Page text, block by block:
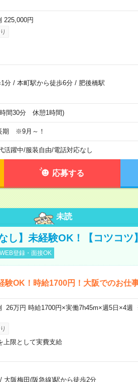
225,000円
分/ 本町駅から徒歩6分/ 肥後橋駅
間30分 休憩1時間)
期 ※9月～！
活躍中/服装自由/電話対応なし
応募する
未読
し】未経験OK！【コツコ
WEB登録・面接OK
験OK！時給1700円！大阪でのお仕
万円 時給1700円×実働7h45m×週5日×4週
上限として実費支給
大阪梅田(阪急線)駅から徒歩2分